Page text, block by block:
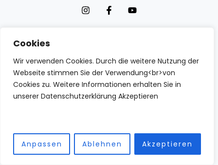
Cookies
Wir verwenden Cookies. Durch die weitere Nutzung der
Webseite stimmen Sie der Verwendung<br>von
Cookies zu. Weitere Informationen erhalten Sie in
unserer Datenschutzerklärung Akzeptieren
Anpassen Ablehnen Akzeptieren